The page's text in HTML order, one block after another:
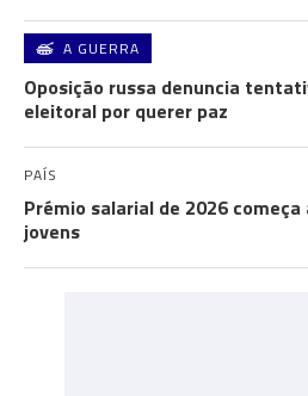
A GUERRA
Oposição russa denuncia
eleitoral por querer paz
PAÍS
Prémio salarial de 2026
jovens